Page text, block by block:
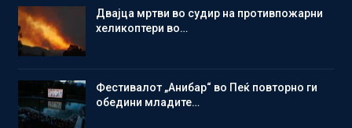
Двајца мртви во судир на противпожарни
хеликоптери во…
Фестивалот „Анибар“ во Пеќ повторно ги
обедини младите…